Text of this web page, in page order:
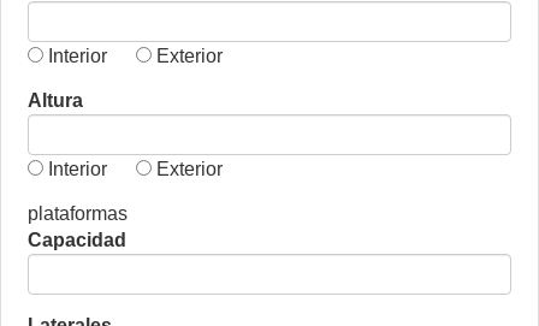
Interior Exterior
Altura
Interior Exterior
plataformas
Capacidad